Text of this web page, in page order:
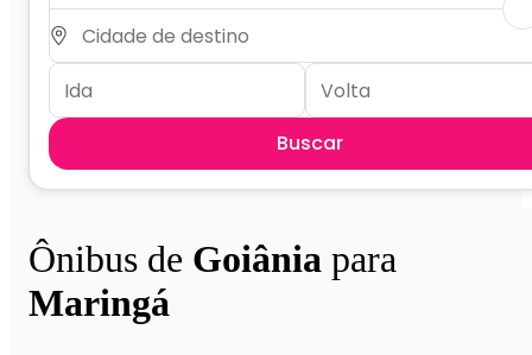
Buscar
Ônibus de Goiânia para
Maringá